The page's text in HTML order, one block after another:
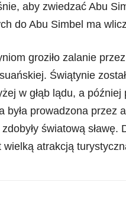
aby zwiedzać Abu
do Abu Simbel ma
groziło zalanie
Świątynie
w głąb lądu, a
była prowadzona przez
światową
atrakcją